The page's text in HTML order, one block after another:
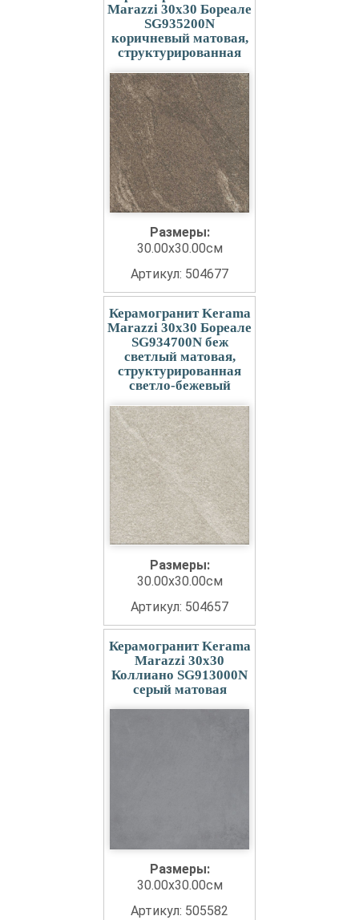
Marazzi 30x30 Бореале
SG935200N
коричневый матовая,
структурированная
Размеры:
30.00x30.00см
Артикул: 504677
Керамогранит Kerama
Marazzi 30x30 Бореале
SG934700N беж
светлый матовая,
структурированная
светло-бежевый
Размеры:
30.00x30.00см
Артикул: 504657
Керамогранит Kerama
Marazzi 30x30
Коллиано SG913000N
серый матовая
Размеры:
30.00x30.00см
Артикул: 505582